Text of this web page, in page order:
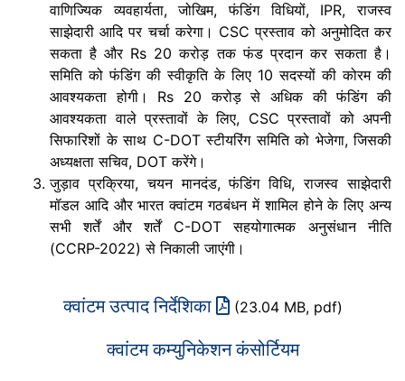
वाणिज्यिक व्यवहार्यता, जोखिम, फंडिंग विधियों, IPR, राजस्व
साझेदारी आदि पर चर्चा करेगा। CSC प्रस्ताव को अनुमोदित कर
सकता है और Rs 20 करोड़ तक फंड प्रदान कर सकता है।
समिति को फंडिंग की स्वीकृति के लिए 10 सदस्यों की कोरम की
आवश्यकता होगी। Rs 20 करोड़ से अधिक की फंडिंग की
आवश्यकता वाले प्रस्तावों के लिए, CSC प्रस्तावों को अपनी
सिफारिशों के साथ C-DOT स्टीयरिंग समिति को भेजेगा, जिसकी
अध्यक्षता सचिव, DOT करेंगे।
जुड़ाव प्रक्रिया, चयन मानदंड, फंडिंग विधि, राजस्व साझेदारी
मॉडल आदि और भारत क्वांटम गठबंधन में शामिल होने के लिए अन्य
सभी शर्तें और शर्तें C-DOT सहयोगात्मक अनुसंधान नीति
(CCRP-2022) से निकाली जाएंगी।
क्वांटम उत्पाद निर्देशिका (23.04 MB, pdf)
क्वांटम कम्युनिकेशन कंसोर्टियम